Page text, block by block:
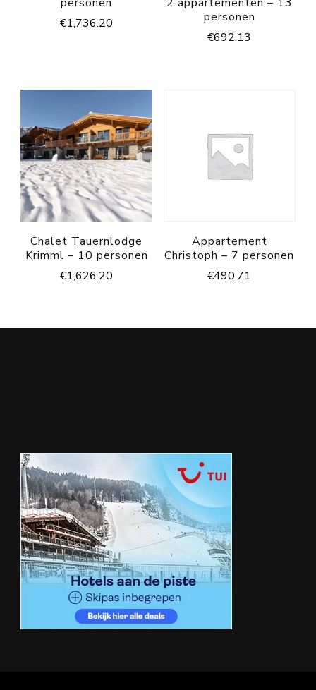
€1,736.20
personen
€692.13
Chalet Tauernlodge
Krimml – 10 personen
€1,626.20
Appartement
Christoph – 7 personen
€490.71